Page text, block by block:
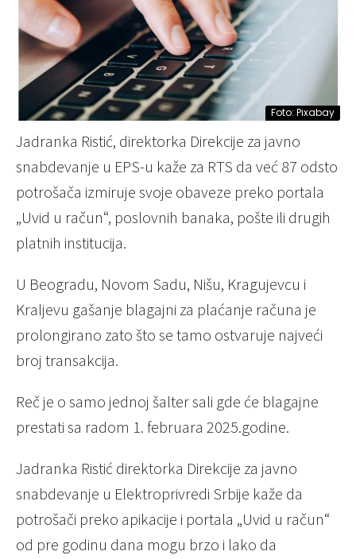
Foto: Pixabay
Jadranka Ristić, direktorka Direkcije za javno
snabdevanje u EPS-u kaže za RTS da već 87 odsto
potrošača izmiruje svoje obaveze preko portala
„Uvid u račun“, poslovnih banaka, pošte ili drugih
platnih institucija.
U Beogradu, Novom Sadu, Nišu, Kragujevcu i
Kraljevu gašanje blagajni za plaćanje računa je
prolongirano zato što se tamo ostvaruje najveći
broj transakcija.
Reč je o samo jednoj šalter sali gde će blagajne
prestati sa radom 1. februara 2025.godine.
Jadranka Ristić direktorka Direkcije za javno
snabdevanje u Elektroprivredi Srbije kaže da
potrošači preko apikacije i portala „Uvid u račun“
od pre godinu dana mogu brzo i lako da